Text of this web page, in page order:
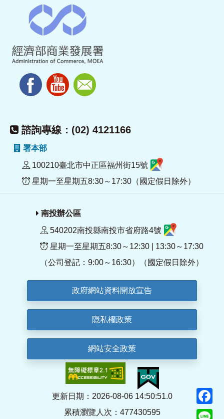
諮詢專線：(02) 4121166
署本部
100210臺北市中正區福州街15號
星期一至星期五8:30～17:30（國定假日除外）
南投辦公區
540202南投縣南投市省府路4號
星期一至星期五8:30～12:30 | 13:30～17:30
（公司登記：9:00～16:30）（國定假日除外）
政府網站資料開放宣告
隱私權政策
網站安全政策
更新日期：2026-08-06 14:50:51.0
累積瀏覽人次：477430595